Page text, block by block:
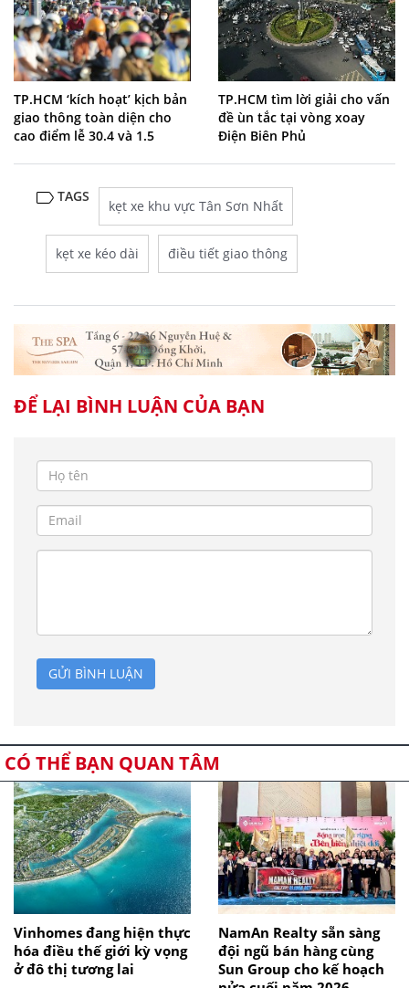
TP.HCM ‘kích hoạt’ kịch bản
giao thông toàn diện cho
cao điểm lễ 30.4 và 1.5
TP.HCM tìm lời giải cho vấn
đề ùn tắc tại vòng xoay
Điện Biên Phủ
TAGS
kẹt xe khu vực Tân Sơn Nhất
kẹt xe kéo dài điều tiết giao thông
ĐỂ LẠI BÌNH LUẬN CỦA BẠN
GỬI BÌNH LUẬN
CÓ THỂ BẠN QUAN TÂM
Vinhomes đang hiện thực
hóa điều thế giới kỳ vọng
ở đô thị tương lai
NamAn Realty sẵn sàng
đội ngũ bán hàng cùng
Sun Group cho kế hoạch